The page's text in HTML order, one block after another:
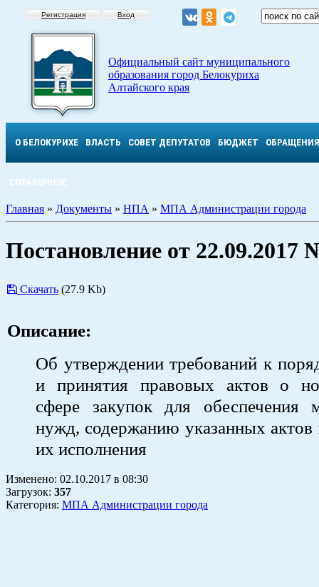
Регистрация Вход
Официальный сайт муниципального
образования город Белокуриха
Алтайского края
О БЕЛОКУРИХЕ ВЛАСТЬ СОВЕТ ДЕПУТАТОВ БЮДЖЕТ ОБРАЩЕНИЯ
СПРАВОЧНОЕ
Главная » Документы » НПА » МПА Администрации города
Постановление от 22.09.2017
Скачать (27.9 Kb)
Описание:
Об утверждении требований к
и принятия правовых актов о
сфере закупок для обеспечения
нужд, содержанию указанных
их исполнения
Изменено: 02.10.2017 в 08:30
Загрузок: 357
Категория: МПА Администрации города